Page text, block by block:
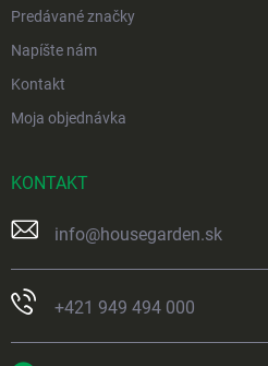
Predávané značky
Napíšte nám
Kontakt
Moja objednávka
KONTAKT
info@housegarden.sk
+421 949 494 000